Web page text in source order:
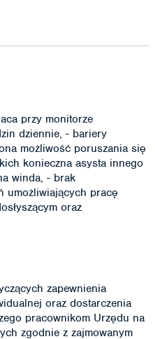
przy monitorze
dziennie, - bariery
możliwość poruszania się
konieczna asysta innego
winda, - brak
umożliwiających pracę
oraz
zapewnienia
oraz dostarczenia
pracownikom Urzędu na
zgodnie z zajmowanym